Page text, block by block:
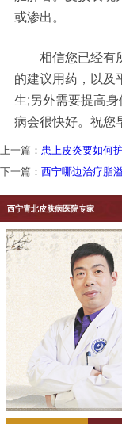
或渗出。
相信您已经有所
的建议用药，以及
生;另外需要提高
病会很快好。祝您
上一篇： 患上皮炎要如何
下一篇： 西宁哪边治疗脂
西宁青北皮肤病医院专家